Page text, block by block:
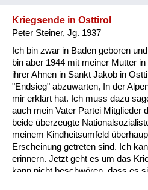
Einige wenige schafften es vor den
Fuß über die Grenze, nachdem
verloren hatten. Sie wurden nur ...
Kriegsende in Osttirol
Peter Steiner, Jg. 1937
Ich bin zwar in Baden geboren
bin aber 1944 mit meiner Mutter
ihrer Ahnen in Sankt Jakob in
"Endsieg" abzuwarten, In der
mir erklärt hat. Ich muss dazu
auch mein Vater Partei Mitglieder
beide überzeugte
meinem Kindheitsumfeld
Erscheinung getreten sind. Ich
erinnern. Jetzt geht es um das
kann nicht beschwören, dass es